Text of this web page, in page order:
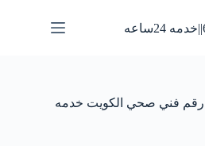
فني صحي الكويت |51113865|رقم فني صحي الكويت خدمه